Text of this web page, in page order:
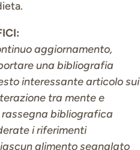
aggiornamento,
una bibliografia
interessante articolo sui
tra mente e
bibliografica
i riferimenti
alimento segnalato